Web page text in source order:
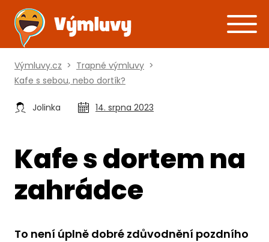
Výmluvy.cz > Trapné výmluvy >
Kafe s sebou, nebo dortík?
Jolinka 14. srpna 2023
Kafe s dortem na
zahrádce
To není úplně dobré zdůvodnění pozdního